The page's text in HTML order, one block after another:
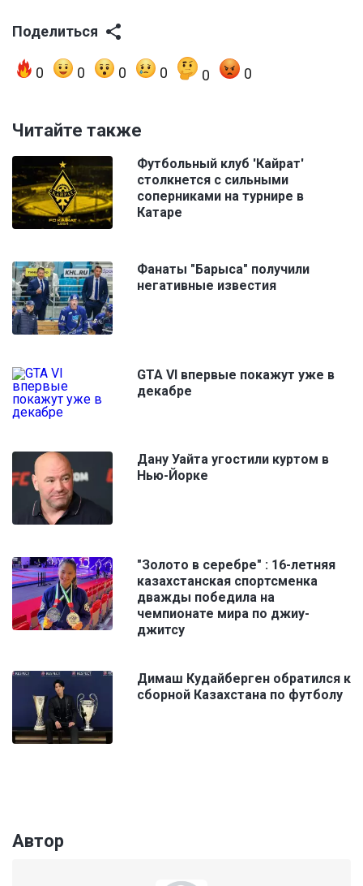
Поделиться
0 0 0 0 0 0
Читайте также
Футбольный клуб 'Кайрат'
столкнется с сильными
соперниками на турнире в
Катаре
Фанаты "Барыса" получили
негативные известия
GTA VI впервые покажут уже в
декабре
Дану Уайта угостили куртом в
Нью-Йорке
"Золото в серебре" : 16-летняя
казахстанская спортсменка
дважды победила на
чемпионате мира по джиу-
джитсу
Димаш Кудайберген обратился к
сборной Казахстана по футболу
Автор